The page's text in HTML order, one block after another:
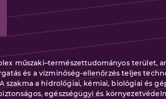
műszaki–természettudományos terület,
és a vízminőség-ellenőrzés teljes
szakma a hidrológiai, kémiai, biológiai és
egészségügyi és